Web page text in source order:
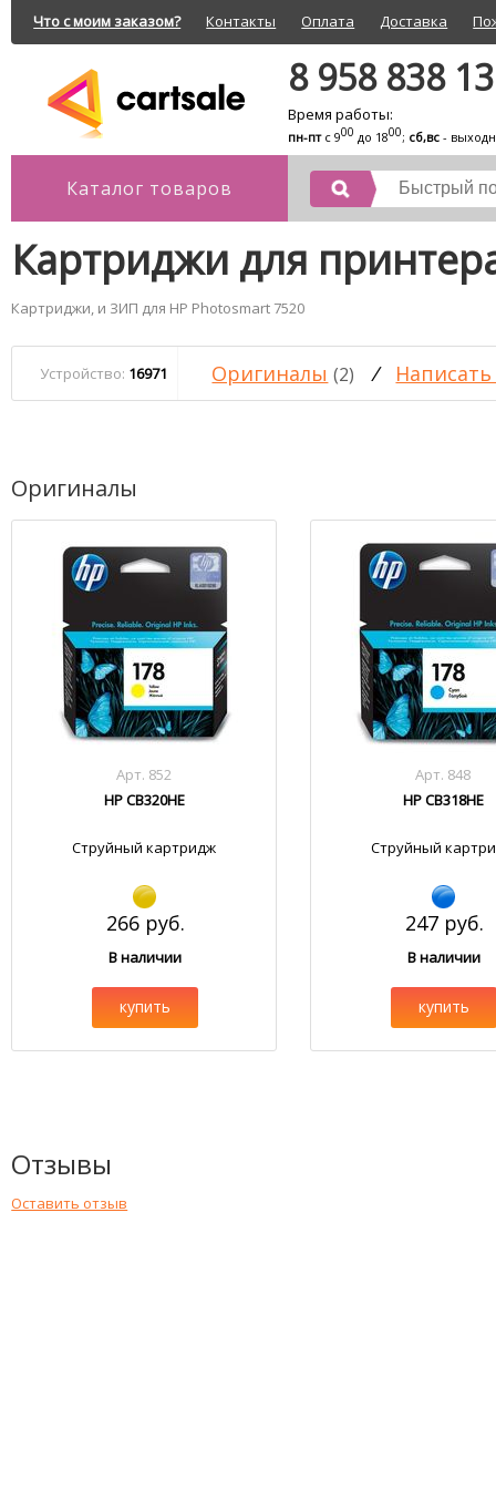
Что с моим заказом? Контакты Оплата Доставка
8 958 838
Время работы:
пн-птс 900 до 1800; сб,вс -
Каталог товаров
Картриджи для
Картриджи, и ЗИП для HP Photosmart 7520
Устройство: 16971 Оригиналы (2) /
Оригиналы
Арт. 852
HP CB320HE
Струйный картридж
266 руб.
В наличии
купить
Арт. 848
HP CB318HE
Струйный
247 руб.
В наличии
купить
Отзывы
Оставить отзыв